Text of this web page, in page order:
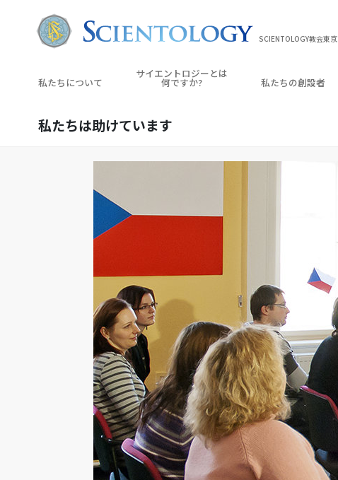
SCIENTOLOGY教会東京
私たちについて
サイエントロジーとは
何ですか? 私たちの創設者
私たちは助けています